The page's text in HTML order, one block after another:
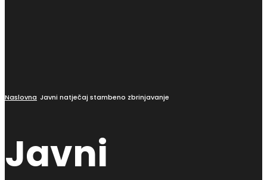
Naslovna Javni natječaj stambeno zbrinjavanje
Javni